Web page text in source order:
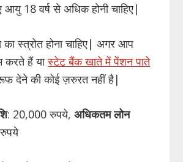
18 वर्ष से अधिक होनी चाहिए|
स्त्रोत होना चाहिए| अगर आप
करते हैं यास्टेट बैंक खाते में पेंशन पाते
देने की कोई ज़रुरत नहीं है|
: 20,000 रुपये,अधिकतम लोन